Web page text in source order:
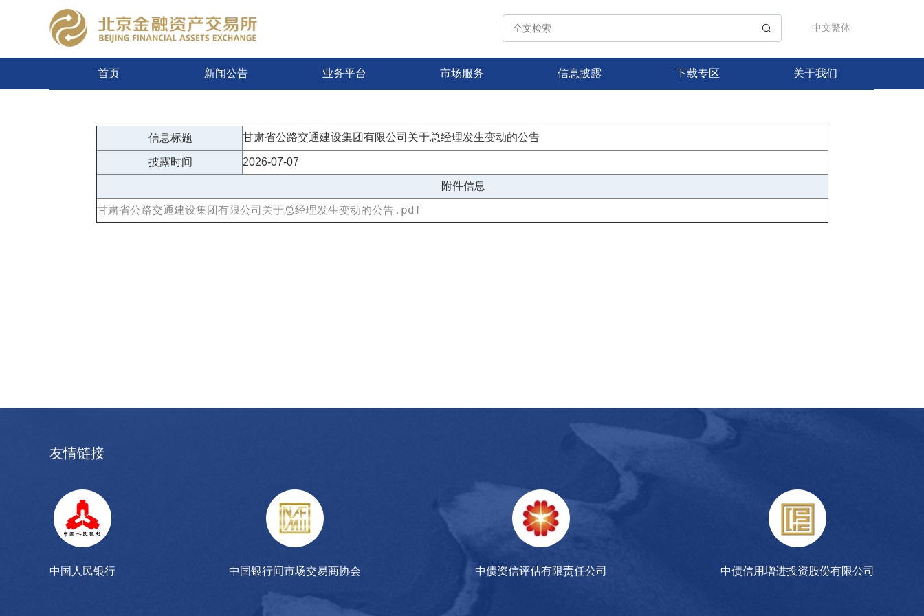
中文繁体
首页 新闻公告 业务平台 市场服务 信息披露 下载专区 关于我们
信息标题 甘肃省公路交通建设集团有限公司关于总经理发生变动的公告
披露时间 2026-07-07
附件信息
甘肃省公路交通建设集团有限公司关于总经理发生变动的公告.pdf
友情链接
中国人民银行 中国银行间市场交易商协会 中债资信评估有限责任公司 中债信用增进投资股份有限公司